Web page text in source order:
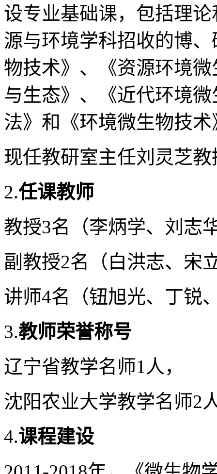
设专业基础课，包括理
源与环境学科招收的博
物技术》、《资源环境
与生态》、《近代环境
法》和《环境微生物技
现任教研室主任刘灵芝
2.任课教师
教授3名（李炳学、刘志
副教授2名（白洪志、宋
讲师4名（钮旭光、丁锐
3.教师荣誉称号
辽宁省教学名师1人，
沈阳农业大学教学名师2
4.课程建设